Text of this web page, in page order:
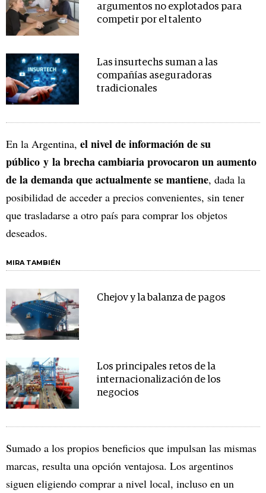
argumentos no explotados para
competir por el talento
Las insurtechs suman a las
compañías aseguradoras
tradicionales
En la Argentina, el nivel de información de su
público y la brecha cambiaria provocaron un aumento
de la demanda que actualmente se mantiene, dada la
posibilidad de acceder a precios convenientes, sin tener
que trasladarse a otro país para comprar los objetos
deseados.
MIRA TAMBIÉN
Chejov y la balanza de pagos
Los principales retos de la
internacionalización de los
negocios
Sumado a los propios beneficios que impulsan las mismas
marcas, resulta una opción ventajosa. Los argentinos
siguen eligiendo comprar a nivel local, incluso en un